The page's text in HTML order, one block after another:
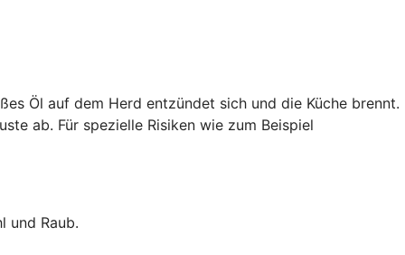
Öl auf dem Herd entzündet sich und die Küche brennt.
ab. Für spezielle Risiken wie zum Beispiel
und Raub.